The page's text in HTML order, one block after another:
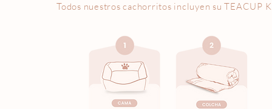
Todos nuestros cachorritos incluyen su TEACUP